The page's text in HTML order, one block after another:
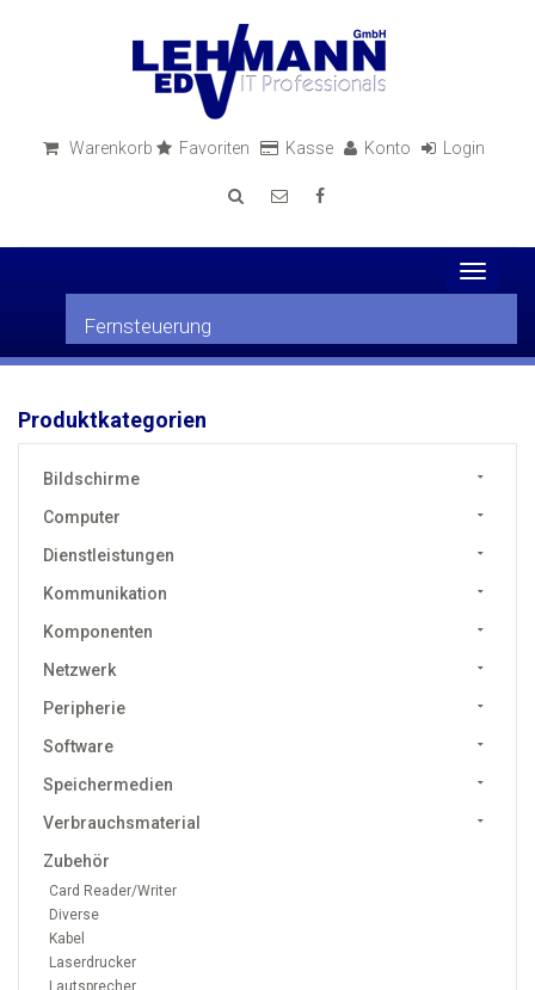
Warenkorb Favoriten Kasse Konto Login
Toggle
Fernsteuerung
Produktkategorien
Bildschirme
Computer
Dienstleistungen
Kommunikation
Komponenten
Netzwerk
Peripherie
Software
Speichermedien
Verbrauchsmaterial
Zubehör
Card Reader/Writer
Diverse
Kabel
Laserdrucker
Lautsprecher